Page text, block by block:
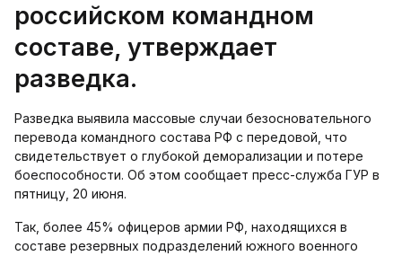
российском командном
составе, утверждает
разведка.
Разведка выявила массовые случаи безосновательного
перевода командного состава РФ с передовой, что
свидетельствует о глубокой деморализации и потере
боеспособности. Об этом сообщает пресс-служба ГУР в
пятницу, 20 июня.
Так, более 45% офицеров армии РФ, находящихся в
составе резервных подразделений южного военного